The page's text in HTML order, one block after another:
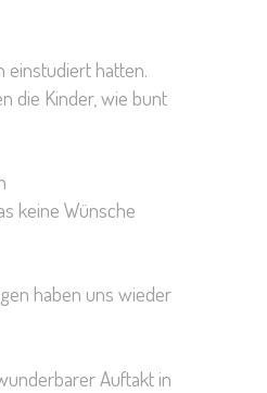
einstudiert hatten.
die Kinder, wie bunt
keine Wünsche
haben uns wieder
Auftakt in